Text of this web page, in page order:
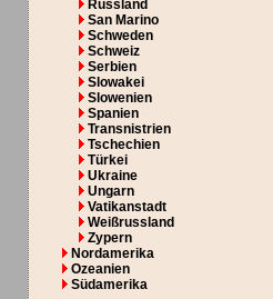
Russland
San Marino
Schweden
Schweiz
Serbien
Slowakei
Slowenien
Spanien
Transnistrien
Tschechien
Türkei
Ukraine
Ungarn
Vatikanstadt
Weißrussland
Zypern
Nordamerika
Ozeanien
Südamerika